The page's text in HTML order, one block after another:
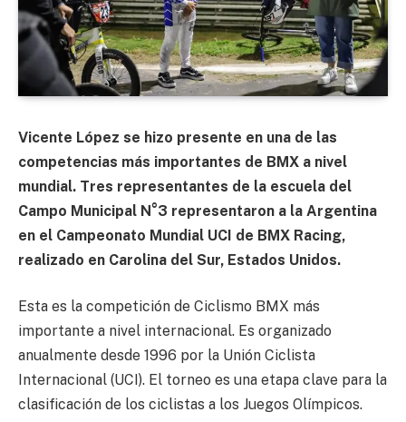
Vicente López se hizo presente en una de las
competencias más importantes de BMX a nivel
mundial. Tres representantes de la escuela del
Campo Municipal N°3 representaron a la Argentina
en el Campeonato Mundial UCI de BMX Racing,
realizado en Carolina del Sur, Estados Unidos.
Esta es la competición de Ciclismo BMX más
importante a nivel internacional. Es organizado
anualmente desde 1996 por la Unión Ciclista
Internacional (UCI). El torneo es una etapa clave para la
clasificación de los ciclistas a los Juegos Olímpicos.